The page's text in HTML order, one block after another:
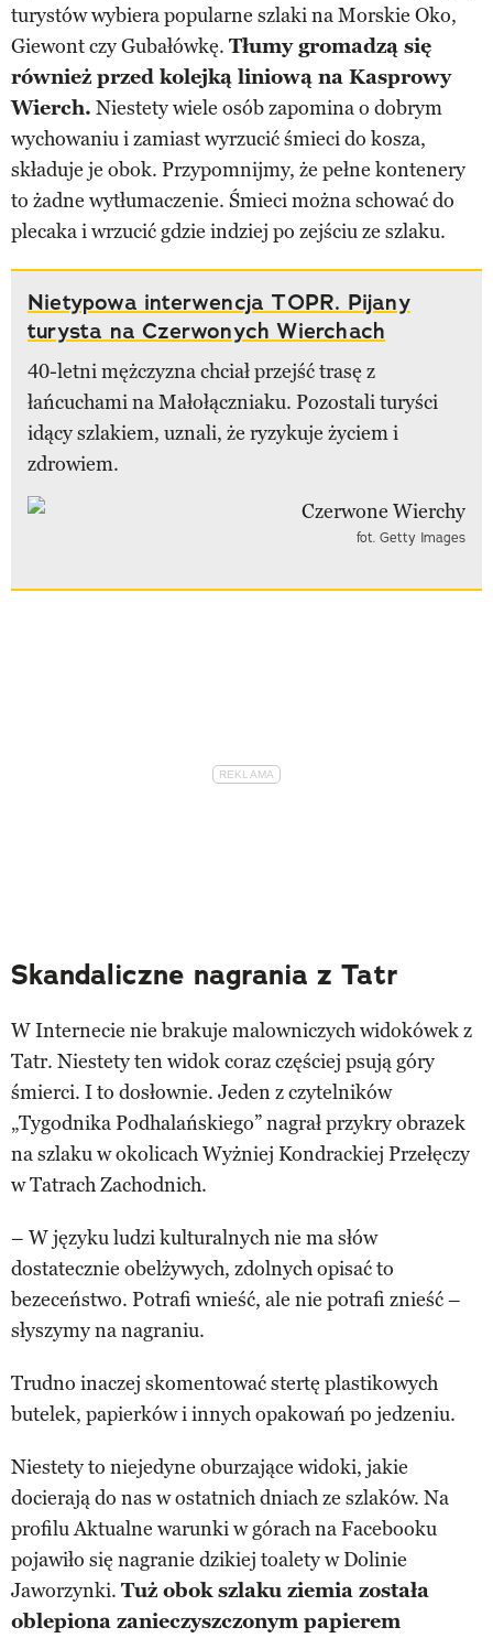
turystów wybiera popularne szlaki na Morskie Oko,
Giewont czy Gubałówkę. Tłumy gromadzą się
również przed kolejką liniową na Kasprowy
Wierch. Niestety wiele osób zapomina o dobrym
wychowaniu i zamiast wyrzucić śmieci do kosza,
składuje je obok. Przypomnijmy, że pełne kontenery
to żadne wytłumaczenie. Śmieci można schować do
plecaka i wrzucić gdzie indziej po zejściu ze szlaku.
Nietypowa interwencja TOPR. Pijany
turysta na Czerwonych Wierchach
40-letni mężczyzna chciał przejść trasę z
łańcuchami na Małołączniaku. Pozostali turyści
idący szlakiem, uznali, że ryzykuje życiem i
zdrowiem.
fot. Getty Images
Skandaliczne nagrania z Tatr
W Internecie nie brakuje malowniczych widokówek z
Tatr. Niestety ten widok coraz częściej psują góry
śmierci. I to dosłownie. Jeden z czytelników
„Tygodnika Podhalańskiego” nagrał przykry obrazek
na szlaku w okolicach Wyżniej Kondrackiej Przełęczy
w Tatrach Zachodnich.
– W języku ludzi kulturalnych nie ma słów
dostatecznie obelżywych, zdolnych opisać to
bezeceństwo. Potrafi wnieść, ale nie potrafi znieść –
słyszymy na nagraniu.
Trudno inaczej skomentować stertę plastikowych
butelek, papierków i innych opakowań po jedzeniu.
Niestety to niejedyne oburzające widoki, jakie
docierają do nas w ostatnich dniach ze szlaków. Na
profilu Aktualne warunki w górach na Facebooku
pojawiło się nagranie dzikiej toalety w Dolinie
Jaworzynki. Tuż obok szlaku ziemia została
oblepiona zanieczyszczonym papierem